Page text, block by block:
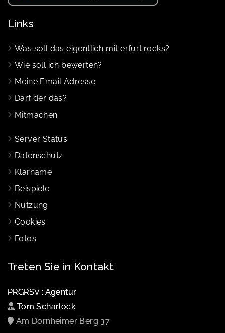
Links
Was soll das eigentlich mit erfurt.rocks?
Wie soll ich bewerten?
Meine Email Adresse
Darf der das?
Mitmachen
Server Status
Datenschutz
Klarname
Beispiele
Nutzung
Cookies
Fotos
Treten Sie in Kontakt
PRGRSV ::Agentur
Tom Scharlock
Am Dornheimer Berg 37